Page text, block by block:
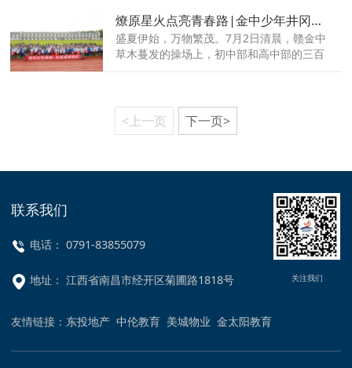
书，承载了太多的期待，这封录取通知书也
是给青春最美丽的一封信。
燎原星火点亮青春路|金中少年井冈山研学记
盛夏伊始，万物繁茂。7月2日清晨，赣金中
草木蔓发的操场上，初中部和高中部的三百
扬井冈精神！
<上一页 下一页>
联系我们
电话： 0791-83855079
地址： 江西省南昌市经开区菊圃路1818号 关注我们
友情链接： 东投地产 中伦教育 美城物业 金太阳教育